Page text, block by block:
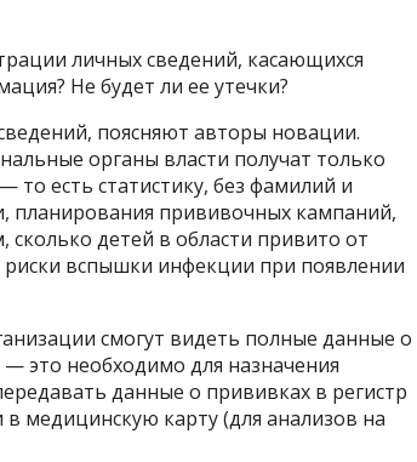
личных сведений, касающихся
Не будет ли ее утечки?
поясняют авторы новации.
органы власти получат только
есть статистику, без фамилий и
планирования прививочных кампаний,
детей в области привито от
вспышки инфекции при появлении
смогут видеть полные данные о
это необходимо для назначения
данные о прививках в регистр
в медицинскую карту (для анализов на